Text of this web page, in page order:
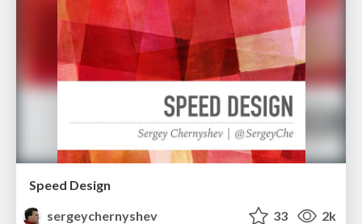
Speed Design
sergeychernyshev
33 2k